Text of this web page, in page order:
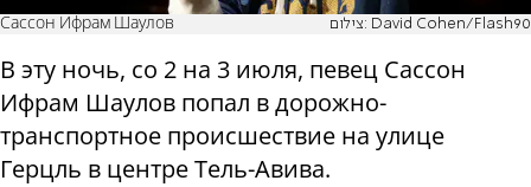
Сассон Ифрам Шаулов צילום: David Cohen/Flash90
В эту ночь, со 2 на 3 июля, певец Сассон
Ифрам Шаулов попал в дорожно-
транспортное происшествие на улице
Герцль в центре Тель-Авива.